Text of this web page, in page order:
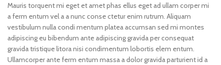
Mauris torquent mi eget et amet phas ellus eget ad ullam corper mi
a ferm entum vel a a nunc conse ctetur enim rutrum. Aliquam
vestibulum nulla condi mentum platea accumsan sed mi montes
adipiscing eu bibendum ante adipiscing gravida per consequat
gravida tristique litora nisi condimentum lobortis elem entum.
Ullamcorper ante ferm entum massa a dolor gravida parturient id a